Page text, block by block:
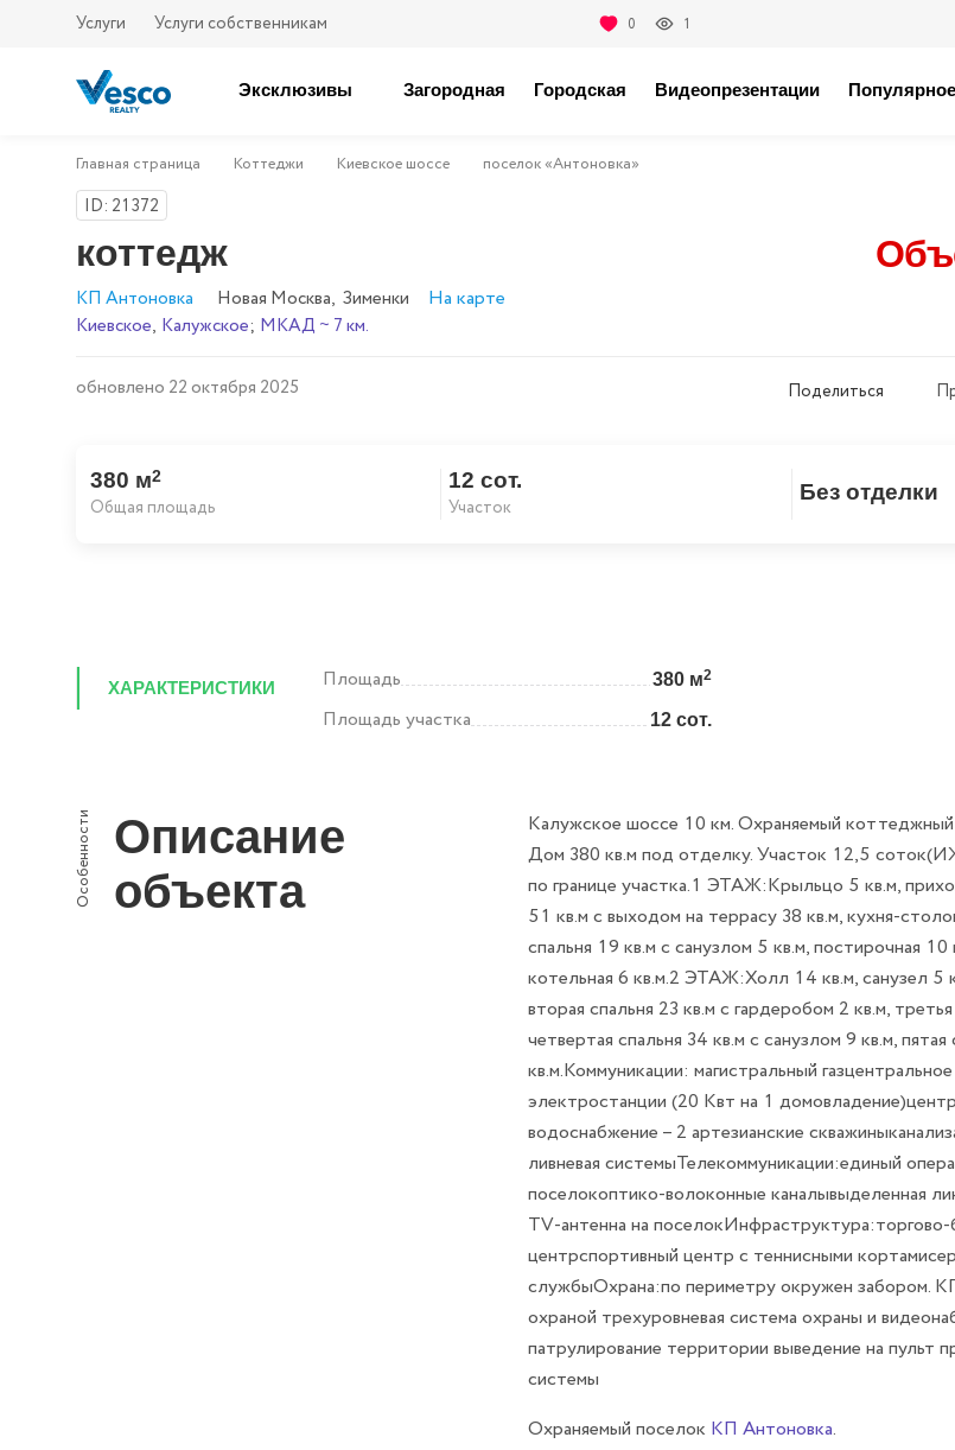
Услуги Услуги собственникам 0 1
Эксклюзивы Загородная Городская Видеопрезентации Популярное
Главная страница Коттеджи Киевское шоссе поселок «Антоновка»
ID: 21372
коттедж
КП Антоновка Новая Москва, Зименки На карте
Киевское, Калужское; МКАД ~ 7 км.
обновлено 22 октября 2025 Поделиться
Скопировать
380 м2
Общая площадь
12 сот.
Участок
Без отделки
ХАРАКТЕРИСТИКИ Площадь 380 м2
Площадь участка 12 сот.
Особенности Описание
объекта
Калужское шоссе 10 км. Охраняемый
Дом 380 кв.м под отделку. Участок 12,5
по границе участка.1 ЭТАЖ:Крыльцо 5 кв.м,
51 кв.м с выходом на террасу 38 кв.м, кухня-
спальня 19 кв.м с санузлом 5 кв.м, постирочная 10
котельная 6 кв.м.2 ЭТАЖ:Холл 14 кв.м, санузел 5
вторая спальня 23 кв.м с гардеробом 2 кв.м,
четвертая спальня 34 кв.м с санузлом 9 кв.м, пятая
кв.м.Коммуникации: магистральный
электростанции (20 Квт на 1
водоснабжение – 2 артезианские
ливневая системыТелекоммуникации:единый
поселокоптико-волоконные каналывыделенная
TV-антенна на
центрспортивный центр с теннисными
службыОхрана:по периметру окружен забором.
охраной трехуровневая система охраны и
патрулирование территории выведение на пульт
системы
Охраняемый поселок КП Антоновка.